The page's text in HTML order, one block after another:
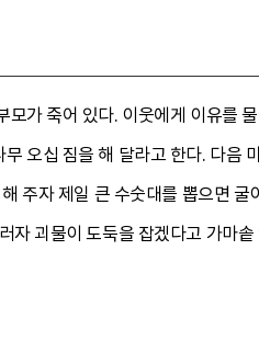
모가 죽어 있다. 이웃에게 이유를
오십 짐을 해 달라고 한다. 다음
주자 제일 큰 수숫대를 뽑으면
자 괴물이 도둑을 잡겠다고 가마